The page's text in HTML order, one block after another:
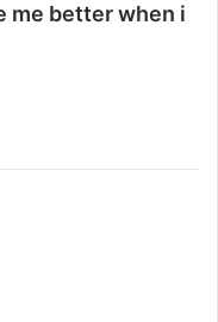
better when i